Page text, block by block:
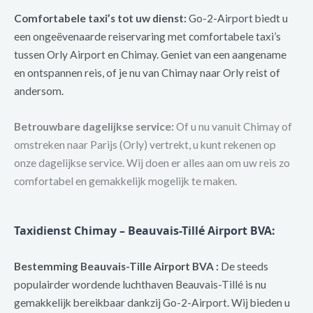
Comfortabele taxi’s tot uw dienst: Go-2-Airport biedt u
een ongeëvenaarde reiservaring met comfortabele taxi’s
tussen Orly Airport en Chimay. Geniet van een aangename
en ontspannen reis, of je nu van Chimay naar Orly reist of
andersom.
Betrouwbare dagelijkse service: Of u nu vanuit Chimay of
omstreken naar Parijs (Orly) vertrekt, u kunt rekenen op
onze dagelijkse service. Wij doen er alles aan om uw reis zo
comfortabel en gemakkelijk mogelijk te maken.
Taxidienst Chimay – Beauvais-Tillé Airport BVA:
Bestemming Beauvais-Tille Airport BVA : De steeds
populairder wordende luchthaven Beauvais-Tillé is nu
gemakkelijk bereikbaar dankzij Go-2-Airport. Wij bieden u